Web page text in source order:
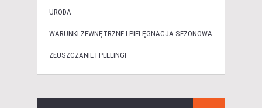
URODA
WARUNKI ZEWNĘTRZNE I PIELĘGNACJA SEZONOWA
ZŁUSZCZANIE I PEELINGI